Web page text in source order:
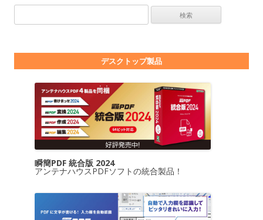
デスクトップ製品
瞬簡PDF 統合版 2024
アンテナハウスPDFソフトの統合製品！